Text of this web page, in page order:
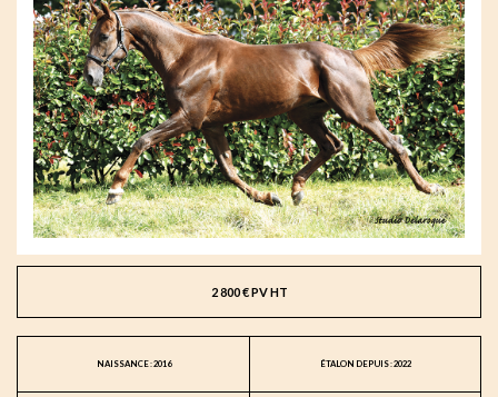
2 800 € PV HT
NAISSANCE : 2016 ÉTALON DEPUIS : 2022